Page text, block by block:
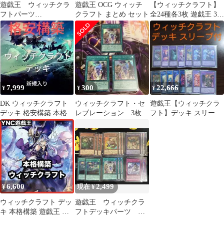
遊戯王 ウィッチクラ
フトパーツ
(RV01.N.SR.UR)
遊戯王 OCG ウィッチ
クラフト まとめ セット
【ウィッチクラフト】
全24種各3枚 遊戯王 3コ
ン デッキ①
¥7,999
DK ウィッチクラフト
デッキ 格安構築 本格構
築 構築済みデッキ
¥300
ウィッチクラフト・セ
レブレーション 3枚
¥22,666
遊戯王【ウィッチクラ
フト】デッキ スリーブ
¥6,600
ウィッチクラフト デッ
キ 本格構築 遊戯王 灰
現在 ¥2,499
遊戯王 ウィッチクラ
フトデッキパーツ ピ